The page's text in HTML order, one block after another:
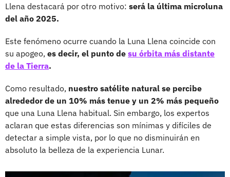
Llena destacará por otro motivo: será la última microluna
del año 2025.
Este fenómeno ocurre cuando la Luna Llena coincide con
su apogeo, es decir, el punto de su órbita más distante
de la Tierra.
Como resultado, nuestro satélite natural se percibe
alrededor de un 10% más tenue y un 2% más pequeño
que una Luna Llena habitual. Sin embargo, los expertos
aclaran que estas diferencias son mínimas y difíciles de
detectar a simple vista, por lo que no disminuirán en
absoluto la belleza de la experiencia Lunar.